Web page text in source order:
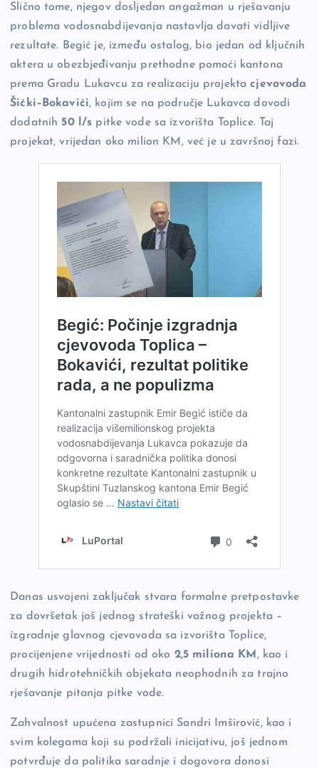
Slično tome, njegov dosljedan angažman u rješavanju
problema vodosnabdijevanja nastavlja davati vidljive
rezultate. Begić je, između ostalog, bio jedan od ključnih
aktera u obezbjeđivanju prethodne pomoći kantona
prema Gradu Lukavcu za realizaciju projektacjevovoda
Šićki–Bokavići, kojim se na područje Lukavca dovodi
dodatnih 50 l/s pitke vode sa izvorišta Toplice. Taj
projekat, vrijedan oko milion KM, već je u završnoj fazi.
Danas usvojeni zaključak stvara formalne pretpostavke
za dovršetak još jednog strateški važnog projekta –
izgradnje glavnog cjevovoda sa izvorišta Toplice,
procijenjene vrijednosti od oko 2,5 miliona KM, kao i
drugih hidrotehničkih objekata neophodnih za trajno
rješavanje pitanja pitke vode.
Zahvalnost upućena zastupnici Sandri Imširović, kao i
svim kolegama koji su podržali inicijativu, još jednom
potvrđuje da politika saradnje i dogovora donosi